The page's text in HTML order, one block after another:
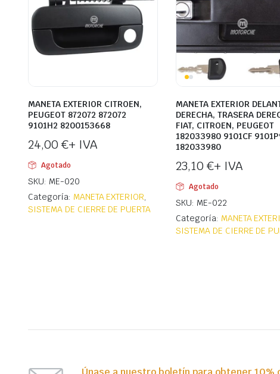
MANETA EXTERIOR CITROEN,
PEUGEOT 872072 872072
9101H2 8200153668
24,00 €+ IVA
Agotado
SKU: ME-020
Categoría: MANETA EXTERIOR,
SISTEMA DE CIERRE DE PUERTA
MANETA EXTERIOR
DERECHA, TRASERA
FIAT, CITROEN, PEUGEOT
182033980 9101CF
182033980
23,10 €+ IVA
Agotado
SKU: ME-022
Categoría: MANETA
SISTEMA DE CIERRE DE